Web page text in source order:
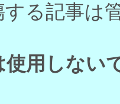
る記事は
使用しない